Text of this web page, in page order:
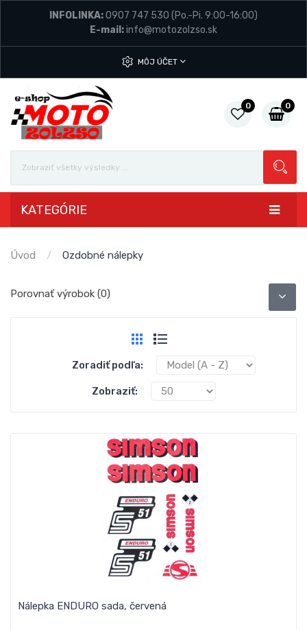
INFOLINKA:0907 747 530 (Po.-Pi. 9:00-16:00)
E-mail:info@motozolzso.sk
MÔJ ÚČET
0 0
KATEGÓRIE
Úvod Ozdobné nálepky
Porovnať výrobok (0)
Zoradiť podľa:
Zobraziť:
Nálepka ENDURO sada, červená